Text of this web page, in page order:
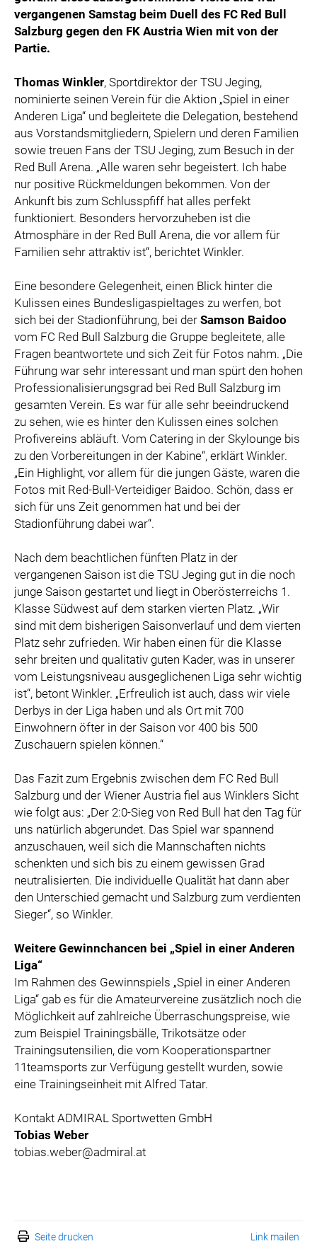
vergangenen Samstag beim Duell des FC Red Bull
Salzburg gegen den FK Austria Wien mit von der
Partie.
Thomas Winkler, Sportdirektor der TSU Jeging,
nominierte seinen Verein für die Aktion „Spiel in einer
Anderen Liga“ und begleitete die Delegation, bestehend
aus Vorstandsmitgliedern, Spielern und deren Familien
sowie treuen Fans der TSU Jeging, zum Besuch in der
Red Bull Arena. „Alle waren sehr begeistert. Ich habe
nur positive Rückmeldungen bekommen. Von der
Ankunft bis zum Schlusspfiff hat alles perfekt
funktioniert. Besonders hervorzuheben ist die
Atmosphäre in der Red Bull Arena, die vor allem für
Familien sehr attraktiv ist“, berichtet Winkler.
Eine besondere Gelegenheit, einen Blick hinter die
Kulissen eines Bundesligaspieltages zu werfen, bot
sich bei der Stadionführung, bei der Samson Baidoo
vom FC Red Bull Salzburg die Gruppe begleitete, alle
Fragen beantwortete und sich Zeit für Fotos nahm. „Die
Führung war sehr interessant und man spürt den hohen
Professionalisierungsgrad bei Red Bull Salzburg im
gesamten Verein. Es war für alle sehr beeindruckend
zu sehen, wie es hinter den Kulissen eines solchen
Profivereins abläuft. Vom Catering in der Skylounge bis
zu den Vorbereitungen in der Kabine“, erklärt Winkler.
„Ein Highlight, vor allem für die jungen Gäste, waren die
Fotos mit Red-Bull-Verteidiger Baidoo. Schön, dass er
sich für uns Zeit genommen hat und bei der
Stadionführung dabei war“.
Nach dem beachtlichen fünften Platz in der
vergangenen Saison ist die TSU Jeging gut in die noch
junge Saison gestartet und liegt in Oberösterreichs 1.
Klasse Südwest auf dem starken vierten Platz. „Wir
sind mit dem bisherigen Saisonverlauf und dem vierten
Platz sehr zufrieden. Wir haben einen für die Klasse
sehr breiten und qualitativ guten Kader, was in unserer
vom Leistungsniveau ausgeglichenen Liga sehr wichtig
ist“, betont Winkler. „Erfreulich ist auch, dass wir viele
Derbys in der Liga haben und als Ort mit 700
Einwohnern öfter in der Saison vor 400 bis 500
Zuschauern spielen können.“
Das Fazit zum Ergebnis zwischen dem FC Red Bull
Salzburg und der Wiener Austria fiel aus Winklers Sicht
wie folgt aus: „Der 2:0-Sieg von Red Bull hat den Tag für
uns natürlich abgerundet. Das Spiel war spannend
anzuschauen, weil sich die Mannschaften nichts
schenkten und sich bis zu einem gewissen Grad
neutralisierten. Die individuelle Qualität hat dann aber
den Unterschied gemacht und Salzburg zum verdienten
Sieger“, so Winkler.
Weitere Gewinnchancen bei „Spiel in einer Anderen
Liga“
Im Rahmen des Gewinnspiels „Spiel in einer Anderen
Liga“ gab es für die Amateurvereine zusätzlich noch die
Möglichkeit auf zahlreiche Überraschungspreise, wie
zum Beispiel Trainingsbälle, Trikotsätze oder
Trainingsutensilien, die vom Kooperationspartner
11teamsports zur Verfügung gestellt wurden, sowie
eine Trainingseinheit mit Alfred Tatar.
Kontakt ADMIRAL Sportwetten GmbH
Tobias Weber
tobias.weber@admiral.at
Seite drucken Link mailen